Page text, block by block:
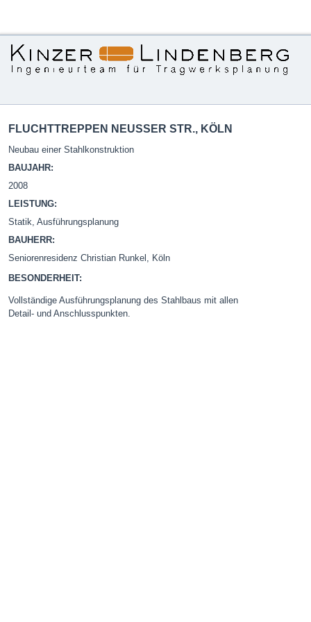
FLUCHTTREPPEN NEUSSER STR., KÖLN
Neubau einer Stahlkonstruktion
BAUJAHR:
2008
LEISTUNG:
Statik, Ausführungsplanung
BAUHERR:
Seniorenresidenz Christian Runkel, Köln
BESONDERHEIT:
Vollständige Ausführungsplanung des Stahlbaus mit allen
Detail- und Anschlusspunkten.